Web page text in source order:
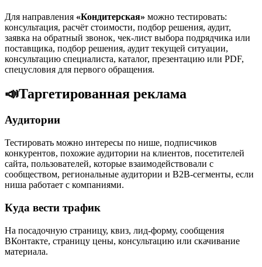
Для направления «Кондитерская» можно тестировать:
консультация, расчёт стоимости, подбор решения, аудит,
заявка на обратный звонок, чек-лист выбора подрядчика или
поставщика, подбор решения, аудит текущей ситуации,
консультацию специалиста, каталог, презентацию или PDF,
спецусловия для первого обращения.
📣Таргетированная реклама
Аудитории
Тестировать можно интересы по нише, подписчиков
конкурентов, похожие аудитории на клиентов, посетителей
сайта, пользователей, которые взаимодействовали с
сообществом, региональные аудитории и B2B-сегменты, если
ниша работает с компаниями.
Куда вести трафик
На посадочную страницу, квиз, лид-форму, сообщения
ВКонтакте, страницу цены, консультацию или скачивание
материала.